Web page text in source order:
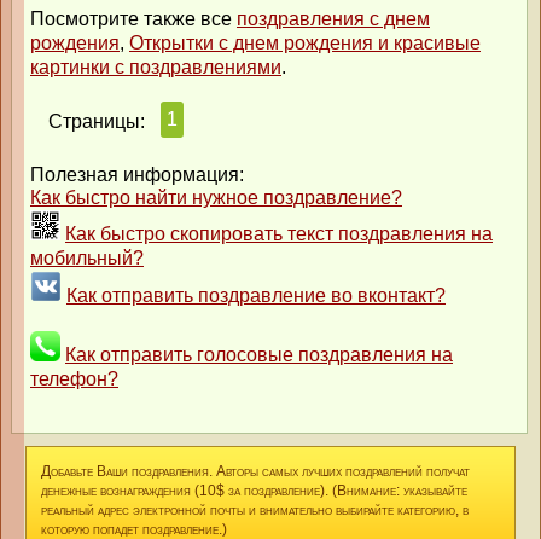
Посмотрите также все поздравления с днем
рождения, Открытки с днем рождения и красивые
картинки с поздравлениями.
Страницы: 1
Полезная информация:
Как быстро найти нужное поздравление?
Как быстро скопировать текст поздравления на
мобильный?
Как отправить поздравление во вконтакт?
Как отправить голосовые поздравления на
телефон?
Добавьте Ваши поздравления. Авторы самых лучших поздравлений получат
денежные вознаграждения (10$ за поздравление). (Внимание: указывайте
реальный адрес электронной почты и внимательно выбирайте категорию, в
которую попадет поздравление.)